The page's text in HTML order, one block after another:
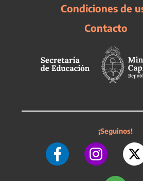
Condiciones de
Contacto
¡Seguinos!